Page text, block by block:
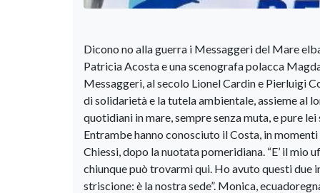
Dicono no alla guerra i Messaggeri del Mare
Patricia Acosta e una scenografa polacca
Messaggeri, al secolo Lionel Cardin e Pierluigi
di solidarietà e la tutela ambientale, assieme al
quotidiani in mare, sempre senza muta, e pure
Entrambe hanno conosciuto il Costa, in
Chiessi, dopo la nuotata pomeridiana. “E’ il mio
chiunque può trovarmi qui. Ho avuto questi
striscione: è la nostra sede”. Monica,